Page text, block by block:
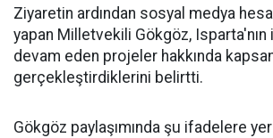
Ziyaretin ardından sosyal medya
yapan Milletvekili Gökgöz, Isparta'nın
devam eden projeler hakkında
gerçekleştirdiklerini belirtti.
Gökgöz paylaşımında şu ifadelere